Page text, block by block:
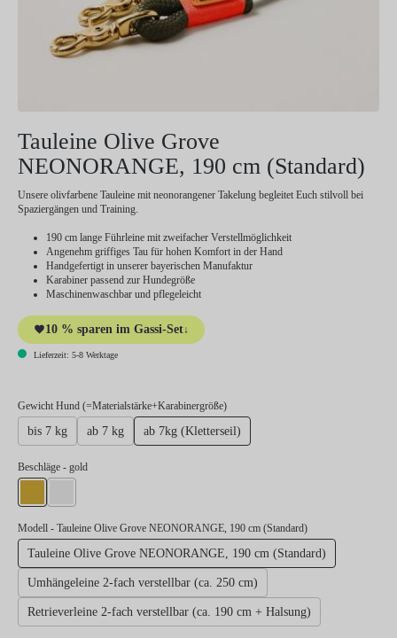
Tauleine Olive Grove
NEONORANGE, 190 cm (Standard)
Unsere olivfarbene Tauleine mit neonorangener Takelung begleitet Euch stilvoll bei
Spaziergängen und Training.
190 cm lange Führleine mit zweifacher Verstellmöglichkeit
Angenehm griffiges Tau für hohen Komfort in der Hand
Handgefertigt in unserer bayerischen Manufaktur
Karabiner passend zur Hundegröße
Maschinenwaschbar und pflegeleicht
10 % sparen im Gassi-Set↓
Lieferzeit: 5-8 Werktage
Gewicht Hund (=Materialstärke+Karabinergröße)auswählen
bis 7 kg ab 7 kg ab 7kg (Kletterseil)
Beschlägeauswählen
- gold
Modell - Tauleine Olive Grove NEONORANGE, 190 cm (Standard)
Tauleine Olive Grove NEONORANGE, 190 cm (Standard)
Umhängeleine 2-fach verstellbar (ca. 250 cm)
Retrieverleine 2-fach verstellbar (ca. 190 cm + Halsung)